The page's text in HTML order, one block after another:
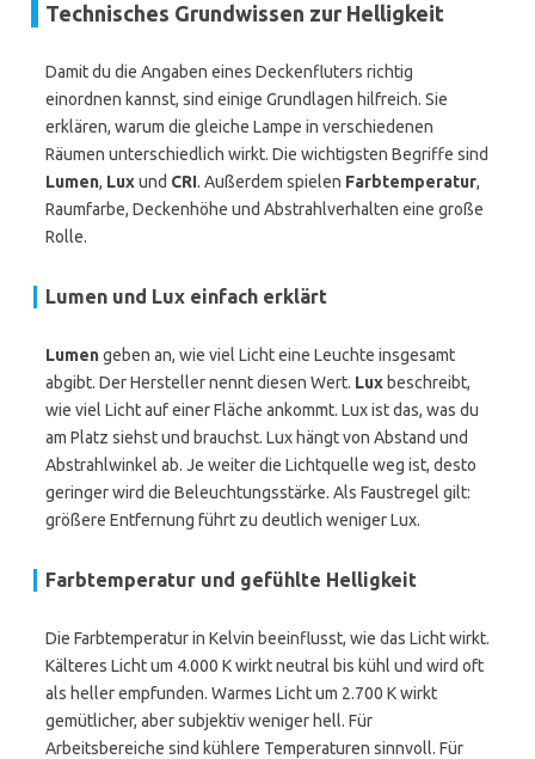
Technisches Grundwissen zur Helligkeit
Damit du die Angaben eines Deckenfluters richtig
einordnen kannst, sind einige Grundlagen hilfreich. Sie
erklären, warum die gleiche Lampe in verschiedenen
Räumen unterschiedlich wirkt. Die wichtigsten Begriffe sind
Lumen, Luxund CRI. Außerdem spielen Farbtemperatur,
Raumfarbe, Deckenhöhe und Abstrahlverhalten eine große
Rolle.
Lumen und Lux einfach erklärt
Lumengeben an, wie viel Licht eine Leuchte insgesamt
abgibt. Der Hersteller nennt diesen Wert. Lux beschreibt,
wie viel Licht auf einer Fläche ankommt. Lux ist das, was du
am Platz siehst und brauchst. Lux hängt von Abstand und
Abstrahlwinkel ab. Je weiter die Lichtquelle weg ist, desto
geringer wird die Beleuchtungsstärke. Als Faustregel gilt:
größere Entfernung führt zu deutlich weniger Lux.
Farbtemperatur und gefühlte Helligkeit
Die Farbtemperatur in Kelvin beeinflusst, wie das Licht wirkt.
Kälteres Licht um 4.000 K wirkt neutral bis kühl und wird oft
als heller empfunden. Warmes Licht um 2.700 K wirkt
gemütlicher, aber subjektiv weniger hell. Für
Arbeitsbereiche sind kühlere Temperaturen sinnvoll. Für